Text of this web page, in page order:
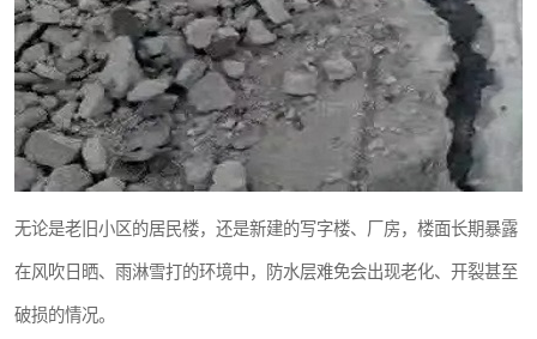
无论是老旧小区的居民楼，还是新建的写字楼、厂房，楼面长期暴露
在风吹日晒、雨淋雪打的环境中，防水层难免会出现老化、开裂甚至
破损的情况。